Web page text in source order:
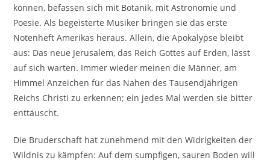
können, befassen sich mit Botanik, mit Astronomie und
Poesie. Als begeisterte Musiker bringen sie das erste
Notenheft Amerikas heraus. Allein, die Apokalypse bleibt
aus: Das neue Jerusalem, das Reich Gottes auf Erden, lässt
auf sich warten. Immer wieder meinen die Männer, am
Himmel Anzeichen für das Nahen des Tausendjährigen
Reichs Christi zu erkennen; ein jedes Mal werden sie bitter
enttäuscht.
Die Bruderschaft hat zunehmend mit den Widrigkeiten der
Wildnis zu kämpfen: Auf dem sumpfigen, sauren Boden will